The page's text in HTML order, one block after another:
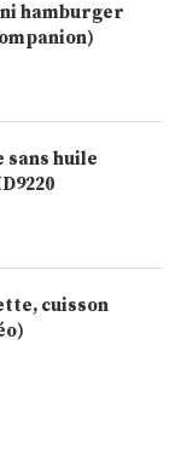
hamburger
sans huile
cuisson